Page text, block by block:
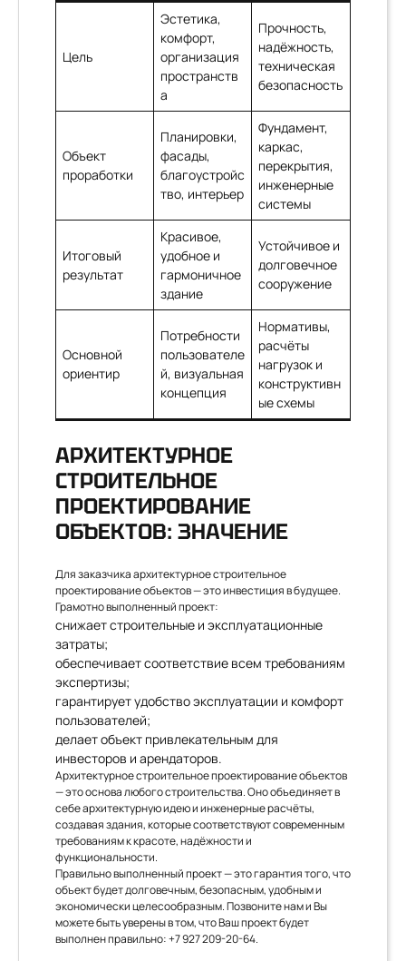
Цель
Эстетика,
комфорт,
организация
пространств
а
Прочность,
надёжность,
техническая
безопасность
Объект
проработки
Планировки,
фасады,
благоустройс
тво, интерьер
Фундамент,
каркас,
перекрытия,
инженерные
системы
Итоговый
результат
Красивое,
удобное и
гармоничное
здание
Устойчивое и
долговечное
сооружение
Основной
ориентир
Потребности
пользователе
й, визуальная
концепция
Нормативы,
расчёты
нагрузок и
конструктивн
ые схемы
АРХИТЕКТУРНОЕ
СТРОИТЕЛЬНОЕ
ПРОЕКТИРОВАНИЕ
ОБЪЕКТОВ: ЗНАЧЕНИЕ
Для заказчика архитектурное строительное
проектирование объектов — это инвестиция в будущее.
Грамотно выполненный проект:
снижает строительные и эксплуатационные
затраты;
обеспечивает соответствие всем требованиям
экспертизы;
гарантирует удобство эксплуатации и комфорт
пользователей;
делает объект привлекательным для
инвесторов и арендаторов.
Архитектурное строительное проектирование объектов
— это основа любого строительства. Оно объединяет в
себе архитектурную идею и инженерные расчёты,
создавая здания, которые соответствуют современным
требованиям к красоте, надёжности и
функциональности.
Правильно выполненный проект — это гарантия того, что
объект будет долговечным, безопасным, удобным и
экономически целесообразным. Позвоните нам и Вы
можете быть уверены в том, что Ваш проект будет
выполнен правильно:+7 927 209-20-64.